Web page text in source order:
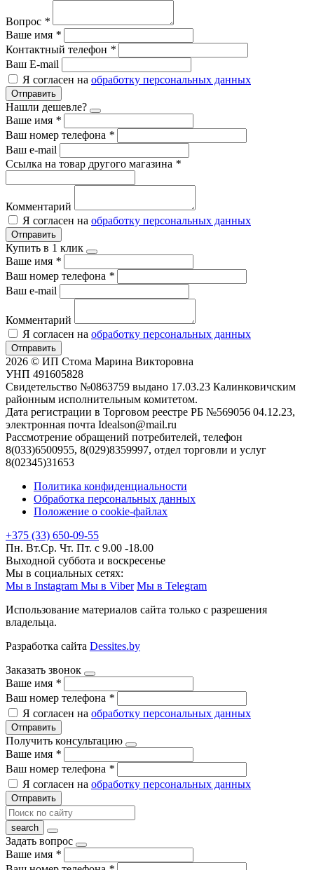
Вопрос *
Ваше имя *
Контактный телефон *
Ваш E-mail
Я согласен на обработку персональных данных
Отправить
Нашли дешевле?
Ваше имя *
Ваш номер телефона *
Ваш e-mail
Ссылка на товар другого магазина *
Комментарий
Я согласен на обработку персональных данных
Отправить
Купить в 1 клик
Ваше имя *
Ваш номер телефона *
Ваш e-mail
Комментарий
Я согласен на обработку персональных данных
Отправить
2026 © ИП Стома Марина Викторовна
УНП 491605828
Свидетельство №0863759 выдано 17.03.23 Калинковичским
районным исполнительным комитетом.
Дата регистрации в Торговом реестре РБ №569056 04.12.23,
электронная почта Idealson@mail.ru
Рассмотрение обращений потребителей, телефон
8(033)6500955, 8(029)8359997, отдел торговли и услуг
8(02345)31653
Политика конфиденциальности
Обработка персональных данных
Положение о cookie-файлах
+375 (33) 650-09-55
Пн. Вт.Ср. Чт. Пт. с 9.00 -18.00
Выходной суббота и воскресенье
Мы в социальных сетях:
Мы в Instagram Мы в Viber Мы в Telegram
Использование материалов сайта только с разрешения
владельца.
Разработка сайта Dessites.by
Заказать звонок
Ваше имя *
Ваш номер телефона *
Я согласен на обработку персональных данных
Отправить
Получить консультацию
Ваше имя *
Ваш номер телефона *
Я согласен на обработку персональных данных
Отправить
Задать вопрос
Ваше имя *